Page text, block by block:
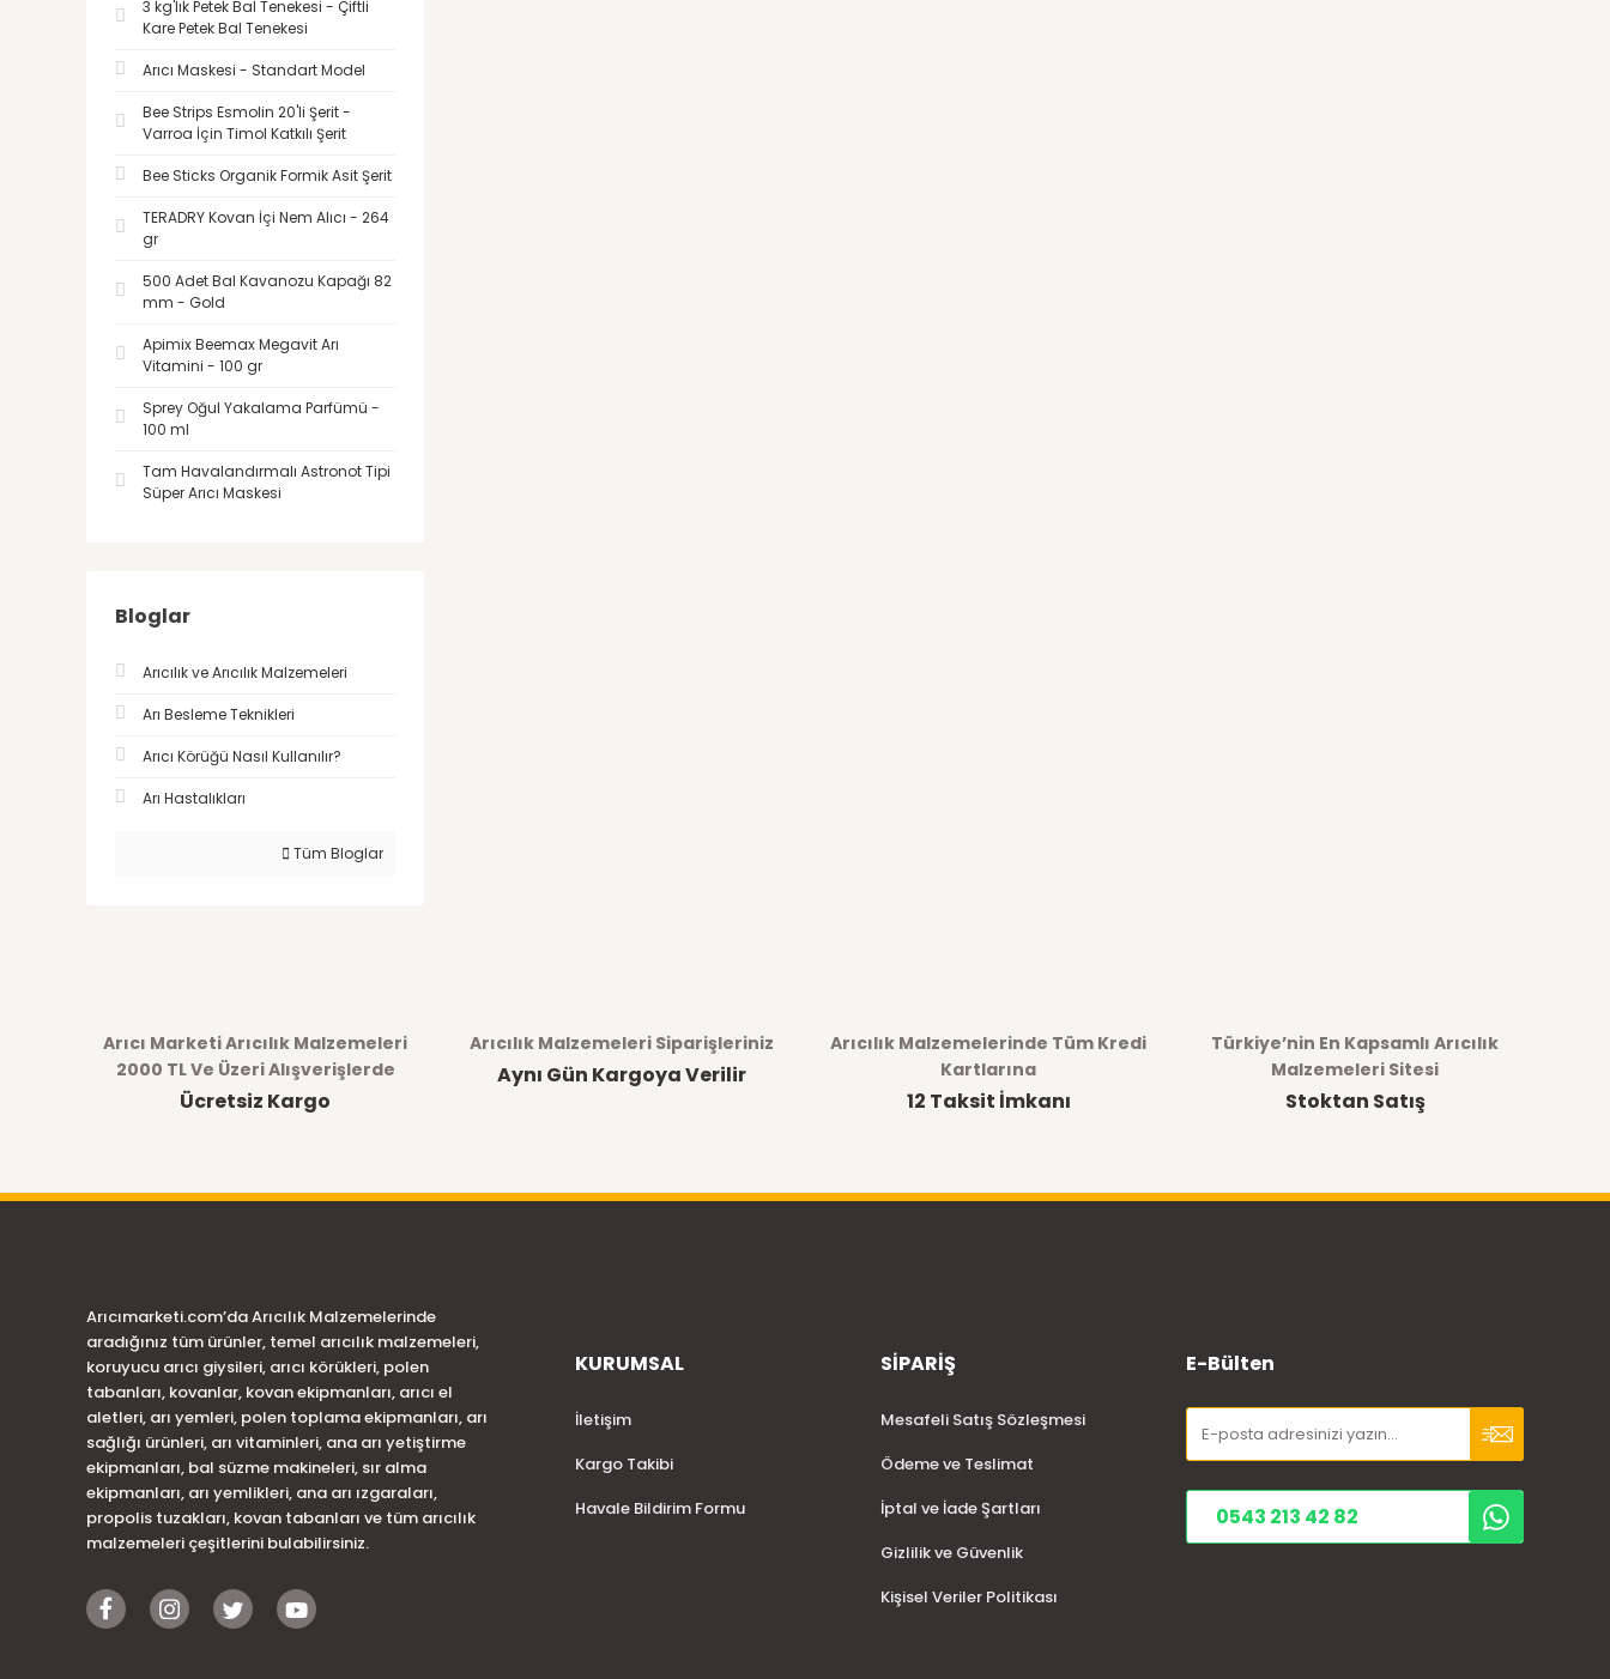
3 kg'lık Petek Bal Tenekesi - Çiftli
Kare Petek Bal Tenekesi
Arıcı Maskesi - Standart Model
Bee Strips Esmolin 20'li Şerit -
Varroa İçin Timol Katkılı Şerit
Bee Sticks Organik Formik Asit Şerit
TERADRY Kovan İçi Nem Alıcı - 264
gr
500 Adet Bal Kavanozu Kapağı 82
mm - Gold
Apimix Beemax Megavit Arı
Vitamini - 100 gr
Sprey Oğul Yakalama Parfümü -
100 ml
Tam Havalandırmalı Astronot Tipi
Süper Arıcı Maskesi
Bloglar
Arıcılık ve Arıcılık Malzemeleri
Arı Besleme Teknikleri
Arıcı Körüğü Nasıl Kullanılır?
Arı Hastalıkları
Tüm Bloglar
Arıcı Marketi Arıcılık Malzemeleri
2000 TL Ve Üzeri Alışverişlerde
Ücretsiz Kargo
Arıcılık Malzemeleri Siparişleriniz
Aynı Gün Kargoya Verilir
Arıcılık Malzemelerinde Tüm Kredi
Kartlarına
12 Taksit İmkanı
Türkiye’nin En Kapsamlı Arıcılık
Malzemeleri Sitesi
Stoktan Satış
Arıcımarketi.com’da Arıcılık Malzemelerinde
aradığınız tüm ürünler, temel arıcılık malzemeleri,
koruyucu arıcı giysileri, arıcı körükleri, polen
tabanları, kovanlar, kovan ekipmanları, arıcı el
aletleri, arı yemleri, polen toplama ekipmanları, arı
sağlığı ürünleri, arı vitaminleri, ana arı yetiştirme
ekipmanları, bal süzme makineleri, sır alma
ekipmanları, arı yemlikleri, ana arı ızgaraları,
propolis tuzakları, kovan tabanları ve tüm arıcılık
malzemeleri çeşitlerini bulabilirsiniz.
KURUMSAL
İletişim
Kargo Takibi
Havale Bildirim Formu
SİPARİŞ
Mesafeli Satış Sözleşmesi
Ödeme ve Teslimat
İptal ve İade Şartları
Gizlilik ve Güvenlik
Kişisel Veriler Politikası
E-Bülten
0543 213 42 82